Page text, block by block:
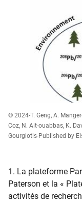
© 2024-T. Geng, A.
Coz, N. Ait-ouabbas, K.
Gourgiotis-Published by
1. La plateforme
Paterson et la «
activités de